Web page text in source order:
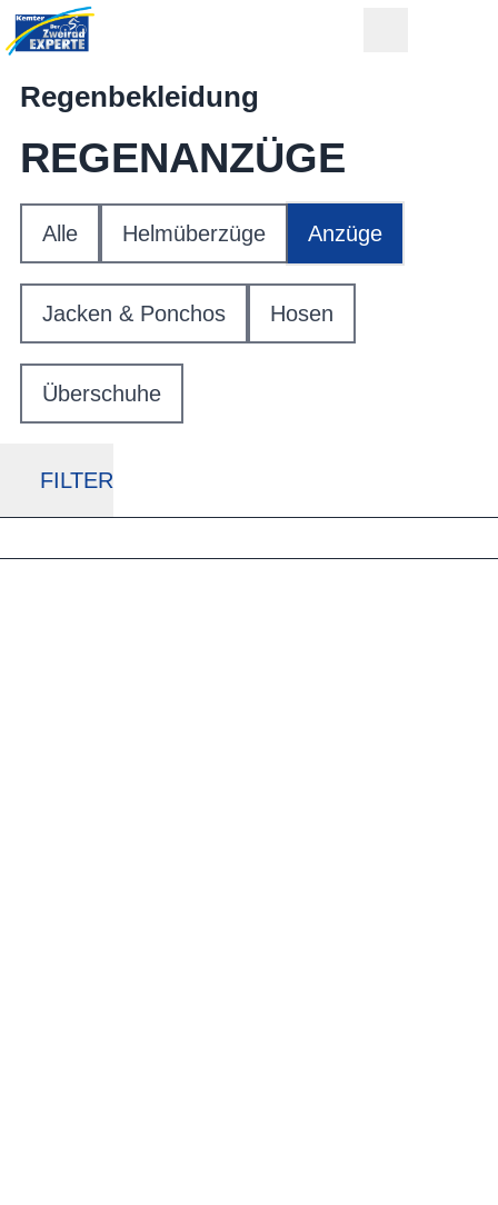
Regenbekleidung
REGENANZÜGE
Alle Helmüberzüge Anzüge
Jacken & Ponchos Hosen
Überschuhe
FILTER